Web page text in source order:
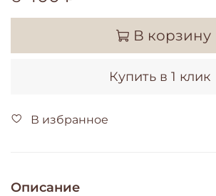
В корзину
Купить в 1 клик
В избранное
Описание